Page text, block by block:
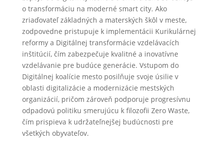
o transformáciu na moderné smart city. Ako
zriaďovateľ základných a materských škôl v meste,
zodpovedne pristupuje k implementácii Kurikulárnej
reformy a Digitálnej transformácie vzdelávacích
inštitúcií, čím zabezpečuje kvalitné a inovatívne
vzdelávanie pre budúce generácie. Vstupom do
Digitálnej koalície mesto posilňuje svoje úsilie v
oblasti digitalizácie a modernizácie mestských
organizácií, pričom zároveň podporuje progresívnu
odpadovú politiku smerujúcu k filozofii Zero Waste,
čím prispieva k udržateľnejšej budúcnosti pre
všetkých obyvateľov.